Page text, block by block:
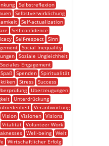
Selbstreflexion
Selbstverwirklichung
Self-actualization
Self-confidence
Self-respect
Sinn
Social Inequality
Soziale Ungleichheit
Soziales Engagement
Spaß Spenden Spiritualität
Stress
Success
Überzeugungen
Unterdrückung
Verantwortung
Vision Visionen
Visions
Vitalität Volunteer Work
Well-being
Welt
Wirtschaftlicher Erfolg